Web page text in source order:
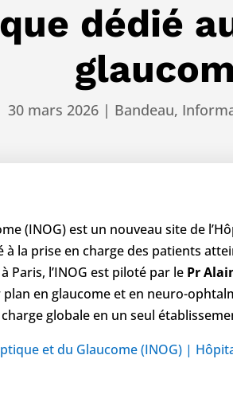
dédié
30 mars 2026| Bandeau,
(INOG) est un nouveau site de
la prise en charge des patients
Paris, l’INOG est piloté par le Pr
en glaucome et en neuro-
globale en un seul
et du Glaucome (INOG) |